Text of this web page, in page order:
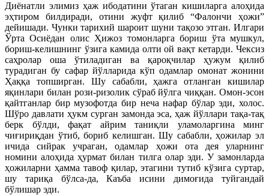
Диёнатли элимиз ҳаж ибодатини ўтаган кишиларга алоҳида
эҳтиром билдиради, отини жуфт қилиб “Фалончи ҳожи”
дейишади. Чунки тарихий шароит шуни тақозо этган. Илгари
Ўрта Осиёдан олис Ҳижоз томонларга бориш ўта мушкул,
бориш-келишнинг ўзига камида олти ой вақт кетарди. Чексиз
саҳролар оша ўтиладиган ва қароқчилар ҳужум қилиб
турадиган бу сафар йўлларида кўп одамлар омонат жонини
Ҳаққа топширган. Шу сабабли, ҳажга отланган кишилар
яқинлари билан рози-ризолик сўраб йўлга чиққан. Омон-эсон
қайтганлар бир музофотда бир неча нафар бўлар эди, холос.
Шўро давлати ҳукм сурган замонда эса, ҳаж йўллари тақа-тақ
берк бўлди, фақат айрим таниқли уламоларгина минг
чиғириқдан ўтиб, бориб келишган. Шу сабабли, ҳожилар эл
ичида сийрак учраган, одамлар ҳожи ота дея уларнинг
номини алоҳида ҳурмат билан тилга олар эди. У замонларда
ҳожиларни ҳамма тавоф қилар, этагини тутиб кўзига суртар,
шу тариқа бўлса-да, Каъба исини димоғида туйгандай
бўлишар эди.